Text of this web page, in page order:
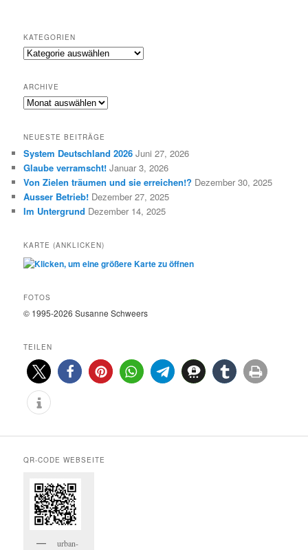
KATEGORIEN
K
e
g
e
n
ARCHIVE
A
H
I
V
E
NEUESTE BEITRÄGE
System Deutschland 2026 Juni 27, 2026
Glaube verramscht! Januar 3, 2026
Von Zielen träumen und sie erreichen!? Dezember 30, 2025
Ausser Betrieb! Dezember 27, 2025
Im Untergrund Dezember 14, 2025
KARTE (ANKLICKEN)
FOTOS
© 1995-2026 Susanne Schweers
TEILEN
QR-CODE WEBSEITE
urban-